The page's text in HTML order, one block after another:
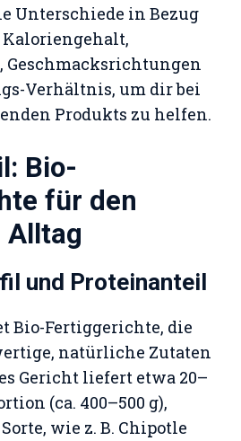
Unterschiede in Bezug
Geschmacksrichtungen
Verhältnis, um dir bei
Produkts zu helfen.
Bio-
für den
Alltag
und Proteinanteil
Bio-Fertiggerichte, die
natürliche Zutaten
Gericht liefert etwa 20–
(ca. 400–500 g),
wie z. B. Chipotle